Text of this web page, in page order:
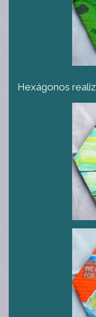
Hexágonos